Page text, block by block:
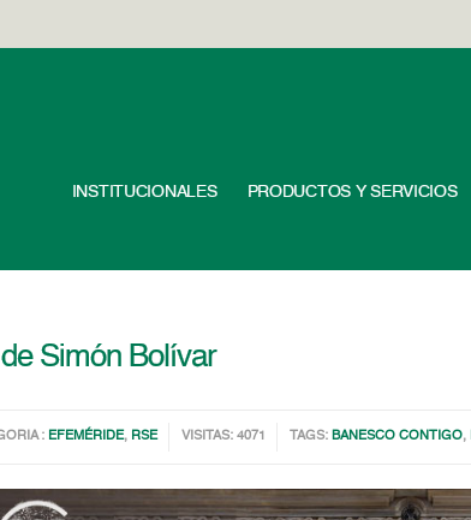
INSTITUCIONALES PRODUCTOS Y SERVICIOS
Simón Bolívar
: EFEMÉRIDE, RSE VISITAS: 4071 TAGS: BANESCO CONTIGO,